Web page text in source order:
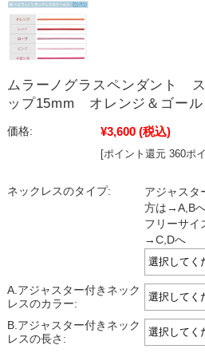
ムラーノグラスペンダント
ップ15mm オレンジ＆ゴー
価格: ¥3,600 (税込)
[ポイント還元 360ポ
ネックレスのタイプ:
アジャスタ
方は→A,B
フリーサイ
→C,Dへ
A.アジャスター付きネック
レスのカラー:
B.アジャスター付きネック
レスの長さ: